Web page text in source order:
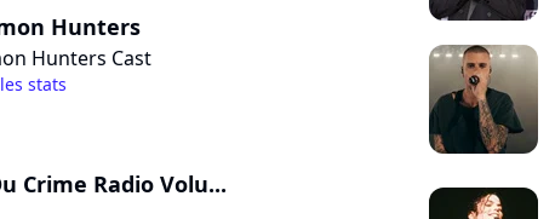
Hunters
Hunters Cast
stats
Crime Radio Volu...